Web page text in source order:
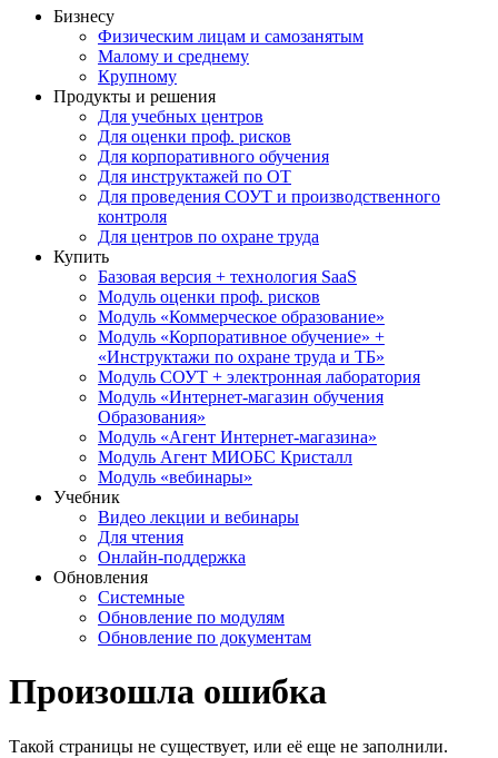
Бизнесу
Физическим лицам и самозанятым
Малому и среднему
Крупному
Продукты и решения
Для учебных центров
Для оценки проф. рисков
Для корпоративного обучения
Для инструктажей по ОТ
Для проведения СОУТ и производственного
контроля
Для центров по охране труда
Купить
Базовая версия + технология SaaS
Модуль оценки проф. рисков
Модуль «Коммерческое образование»
Модуль «Корпоративное обучение» +
«Инструктажи по охране труда и ТБ»
Модуль СОУТ + электронная лаборатория
Модуль «Интернет-магазин обучения
Образования»
Модуль «Агент Интернет-магазина»
Модуль Агент МИОБС Кристалл
Модуль «вебинары»
Учебник
Видео лекции и вебинары
Для чтения
Онлайн-поддержка
Обновления
Системные
Обновление по модулям
Обновление по документам
Произошла ошибка
Такой страницы не существует, или её еще не заполнили.